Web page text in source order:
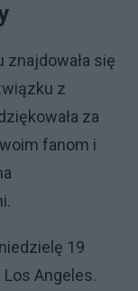
znajdowała się
z
za
fanom i
19
Los Angeles.